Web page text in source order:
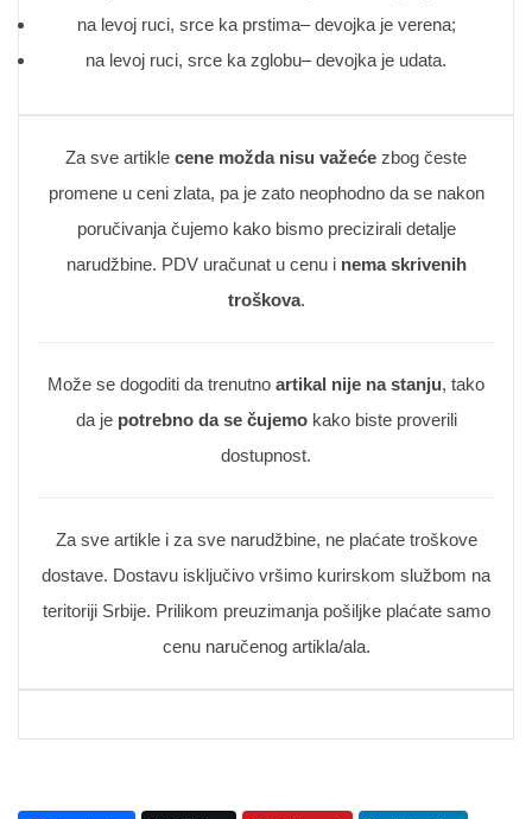
na levoj ruci, srce ka prstima– devojka je verena;
na levoj ruci, srce ka zglobu– devojka je udata.
Za sve artikle cene možda nisu važeće zbog česte
promene u ceni zlata, pa je zato neophodno da se nakon
poručivanja čujemo kako bismo precizirali detalje
narudžbine. PDV uračunat u cenu i nema skrivenih
troškova.
Može se dogoditi da trenutno artikal nije na stanju, tako
da je potrebno da se čujemokako biste proverili
dostupnost.
Za sve artikle i za sve narudžbine, ne plaćate troškove
dostave. Dostavu isključivo vršimo kurirskom službom na
teritoriji Srbije. Prilikom preuzimanja pošiljke plaćate samo
cenu naručenog artikla/ala.